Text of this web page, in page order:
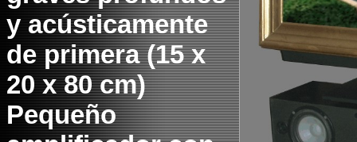
y acústicamente
de primera (15 x
20 x 80 cm)
Pequeño